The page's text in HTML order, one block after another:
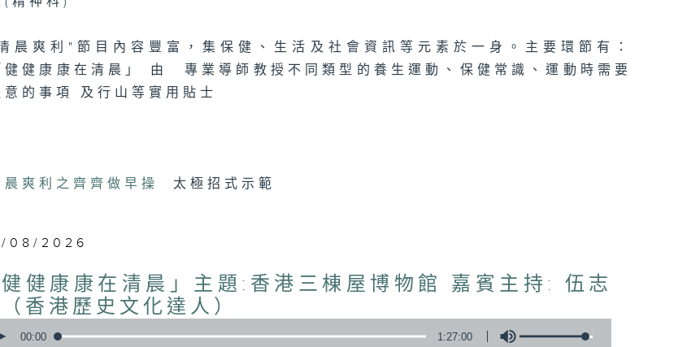
晨爽利"節目內容豐富，集保健、生活及社會資訊等元素於一身。主要環節有：
健健康康在清晨」 由 專業導師教授不同類型的養生運動、保健常識、運動時需要
意的事項 及行山等實用貼士
晨爽利之齊齊做早操 太極招式示範
08/2026
健健康康在清晨」主題:香港三棟屋博物館 嘉賓主持: 伍志
香港歷史文化達人）
00:00 1:27:00